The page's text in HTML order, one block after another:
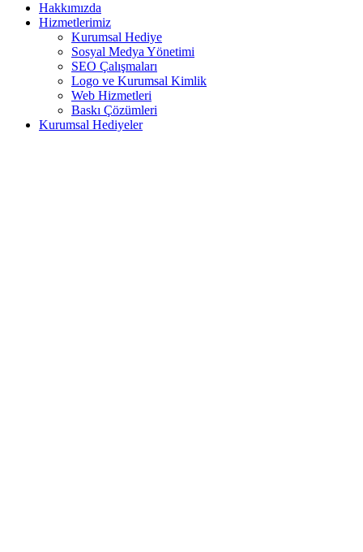
Hakkımızda
Hizmetlerimiz
Kurumsal Hediye
Sosyal Medya Yönetimi
SEO Çalışmaları
Logo ve Kurumsal Kimlik
Web Hizmetleri
Baskı Çözümleri
Kurumsal Hediyeler